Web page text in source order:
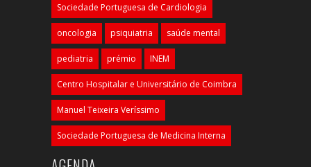
Sociedade Portuguesa de Cardiologia
oncologia psiquiatria saúde mental
pediatria prémio INEM
Centro Hospitalar e Universitário de Coimbra
Manuel Teixeira Veríssimo
Sociedade Portuguesa de Medicina Interna